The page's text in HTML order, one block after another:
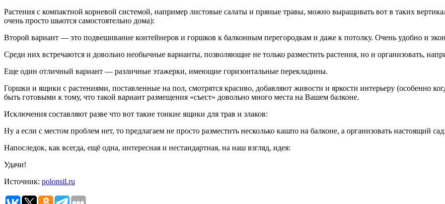
Растения с компактной корневой системой, например листовые салаты и пряные травы, можно выращивать вот в таких
очень просто шьются самостоятельно дома):
Второй вариант — это подвешивание контейнеров и горшков к балконным перегородкам и даже к потолку. Очень удобно и
Среди них встречаются и довольно необычные варианты, позволяющие не только разместить растения, но и организовать,
Еще один отличный вариант — различные этажерки, имеющие горизонтальные перекладины.
Горшки и ящики с растениями, поставленные на пол, смотрятся красиво, добавляют живости и яркости интерьеру (особенно
быть готовыми к тому, что такой вариант размещения «съест» довольно много места на Вашем балконе.
Исключения составляют разве что вот такие тонкие ящики для трав и злаков:
Ну а если с местом проблем нет, то предлагаем не просто разместить несколько кашпо на балконе, а организовать настоящий
Напоследок, как всегда, ещё одна, интересная и нестандартная, на наш взгляд, идея:
Удачи!
Источник: polonsil.ru